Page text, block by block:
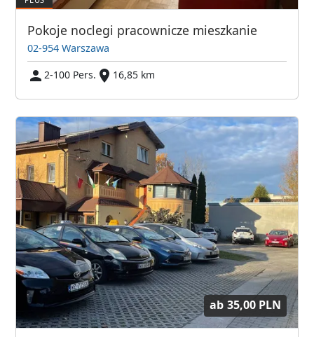
Pokoje noclegi pracownicze mieszkanie
02-954 Warszawa
2-100 Pers.
16,85 km
ab 35,00 PLN